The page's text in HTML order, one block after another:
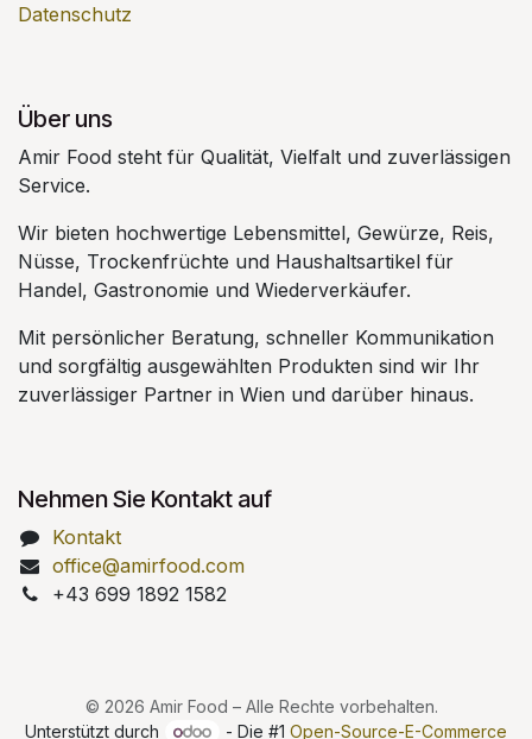
Datenschutz
Über uns
Amir Food steht für Qualität, Vielfalt und zuverlässigen
Service.
Wir bieten hochwertige Lebensmittel, Gewürze, Reis,
Nüsse, Trockenfrüchte und Haushaltsartikel für
Handel, Gastronomie und Wiederverkäufer.
Mit persönlicher Beratung, schneller Kommunikation
und sorgfältig ausgewählten Produkten sind wir Ihr
zuverlässiger Partner in Wien und darüber hinaus.
Nehmen Sie Kontakt auf
Kontakt
office@amirfood.com
+43 699 1892 1582
© 2026 Amir Food – Alle Rechte vorbehalten.
Unterstützt durch
- Die #1Open-Source-E-Commerce